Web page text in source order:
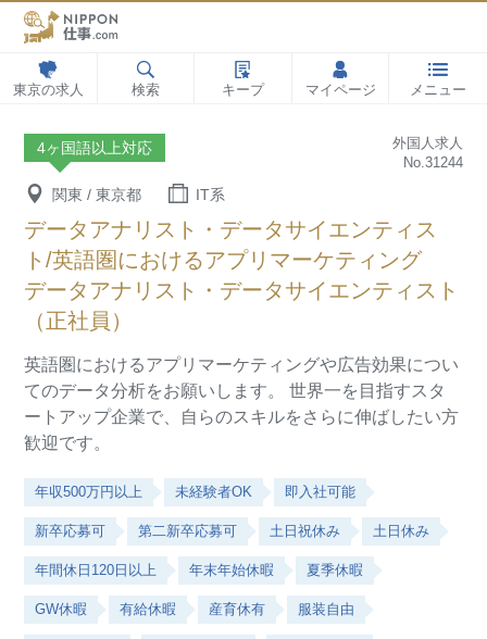
東京の求人 検索 キープ マイページ メニュー
4ヶ国語以上対応
外国人求人
No.31244
関東 / 東京都 IT系
データアナリスト・データサイエンティス
ト/英語圏におけるアプリマーケティング
データアナリスト・データサイエンティスト
（正社員）
英語圏におけるアプリマーケティングや広告効果につい
てのデータ分析をお願いします。
世界一を目指すスタ
ートアップ企業で、自らのスキルをさらに伸ばしたい方
歓迎です。
年収500万円以上 未経験者OK 即入社可能
新卒応募可 第二新卒応募可 土日祝休み 土日休み
年間休日120日以上 年末年始休暇 夏季休暇
GW休暇 有給休暇 産育休有 服装自由